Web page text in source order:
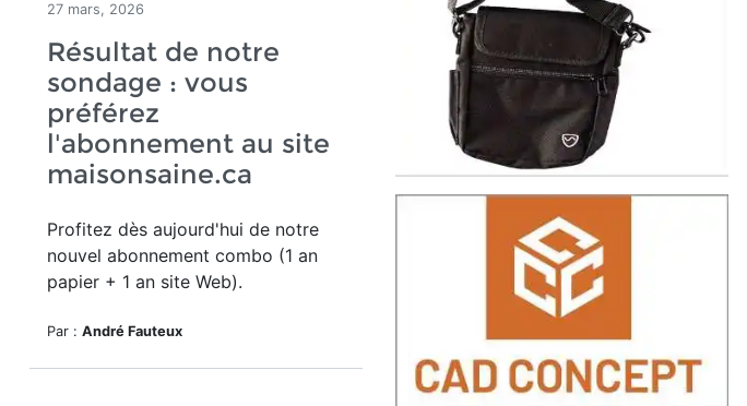
27 mars, 2026
Résultat de notre
sondage : vous
préférez
l'abonnement au site
maisonsaine.ca
Profitez dès aujourd'hui de notre
nouvel abonnement combo (1 an
papier + 1 an site Web).
Par : André Fauteux